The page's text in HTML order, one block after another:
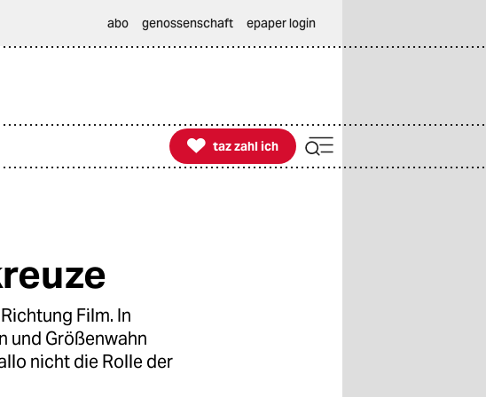
abo genossenschaft epaper login

taz zahl ich
taz zahl ich
Film. In
und Größenwahn
nicht die Rolle der